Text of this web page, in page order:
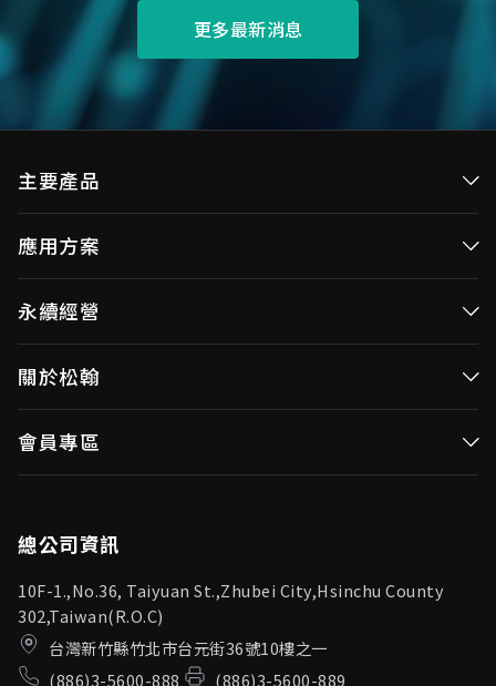
更多最新消息
主要產品
視訊/影像控制器
無線視頻傳輸
OID產品(Optical ID)
應用方案
視訊／影像控制器
無線視頻傳輸
永續經營
投資人專區
利害關係人
關於松翰
會員專區
總公司資訊
10F-1.,No.36, Taiyuan St.,Zhubei City,Hsinchu County
302,Taiwan(R.O.C)
台灣新竹縣竹北市台元街36號10樓之一
(886)3-5600-888
(886)3-5600-889